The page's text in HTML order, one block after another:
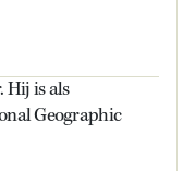
Hij is als
Geographic